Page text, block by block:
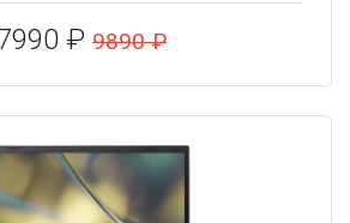
₽ 9890 ₽